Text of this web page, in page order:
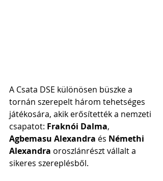
A Csata DSE különösen büszke a
tornán szerepelt három tehetséges
játékosára, akik erősítették a nemzeti
csapatot: Fraknói Dalma,
Agbemasu Alexandra és Némethi
Alexandra oroszlánrészt vállalt a
sikeres szereplésből.